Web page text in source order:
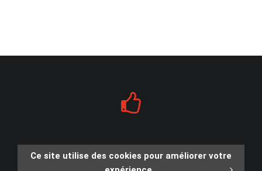
Ce site utilise des cookies pour améliorer votre